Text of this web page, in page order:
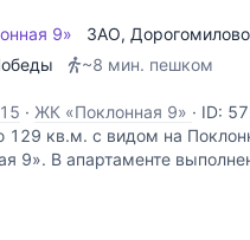
9» ЗАО, Дорогомилово
~8 мин. пешком
· ЖК «Поклонная 9» · ID:
129 кв.м. с видом на
9». В апартаменте